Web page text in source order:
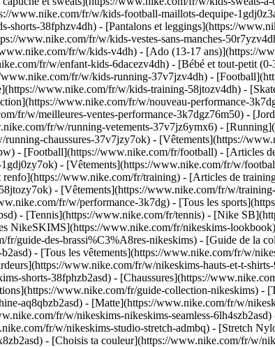
www.nike.com/fr/w/kids-football-maillots-dequipe-
38fphzv4dh) - [Pantalons et leggings](https://
www.nike.com/fr/w/kids-vestes-sans-manches-
fr/w/kids-v4dh) - [Ado (13-17 ans)](https://
fr/w/enfant-kids-6dacezv4dh) - [Bébé et tout-petit
fr/w/kids-running-37v7jzv4dh) -
www.nike.com/fr/w/kids-training-58jtozv4dh) -
www.nike.com/fr/w/nouveau-performance-
fr/w/meilleures-ventes-performance-3k7dgz76m50) -
fr/w/running-vetements-37v7jz6ymx6) -
chaussures-37v7jzy7ok) - [Vêtements](https://
- [Football](https://www.nike.com/fr/football) - [Articles
- [Vêtements](https://www.nike.com/fr/w/
renfo](https://www.nike.com/fr/training) - [Articles de
- [Vêtements](https://www.nike.com/fr/w/
fr/w/performance-3k7dg) - [Tous les
- [Tennis](https://www.nike.com/fr/tennis) - [Nike
NikeSKIMS](https://www.nike.com/fr/nikeskims-
guide-des-brassi%C3%A8res-nikeskims) - [Guide de la
- [Tous les vêtements](https://www.nike.com/fr/w/
www.nike.com/fr/w/nikeskims-hauts-et-t-
shorts-38fphzb2asd) - [Chaussures](https://
www.nike.com/fr/guide-collection-nikeskims) -
aq8qbzb2asd) - [Matte](https://www.nike.com/fr/w/
fr/w/nikeskims-nikeskims-seamless-
fr/w/nikeskims-studio-stretch-admbq) - [Stretch
- [Choisis ta couleur](https://www.nike.com/fr/w/nikeskims-b2asd) - [Obsidienne](https://www.nike.com/fr/w/nikeskims-noir-90poyzb2asd) - [Dark Sepia](https://www.nike.com/fr/w/nikeskims-dark-sepia-81pvm) - [Phoenix](https://www.nike.com/fr/w/nikeskims-phoenix-1jhtj) - [Cobalt](https://www.nike.com/fr/w/nikeskims-bleu-8hfx3zb2asd) - [Ivory](https://www.nike.com/fr/w/nikeskims-blanc-4g797zb2asd) Cancel Annuler Recherches populaires [challenger](https://www.nike.com/fr/w?q=challenger&vst=challenger)[nike challenger](https://www.nike.com/fr/w?q=nike%20challenger&vst=nike%20challenger)[nike mind 001](https://www.nike.com/fr/w?q=nike%20mind%20001&vst=nike%20mind%20001)[chaussure](https://www.nike.com/fr/w?q=chaussure&vst=chaussure)[tn](https://www.nike.com/fr/w?q=tn&vst=tn)[air force 1](https://www.nike.com/fr/w?q=air%20force%201&vst=air%20force%201)[air max](https://www.nike.com/fr/w?q=air%20max&vst=air%20max)[maillot équipe de france foot](https://www.nike.com/fr/w?q=maillot%20%C3%A9quipe%20de%20france%20foot&vst=maillot%20%C3%A9quipe%20de%20france%20foot) [](https://www.nike.com/fr/favorites "Favoris")[](https://www.nike.com/fr/cart "Articles du panier: 0") # Les meilleures sneakers Nike pour l'hiver ##### Guide d'achat Nos sneakers avec revêtement imperméable, semelle en caoutchouc adhérent et doublure en tissu Fleece sont conçues pour résister au froid de l'hiver. Découvre notre sélection de sneakers Nike pour l'hiver. Dernière mise à jour : 14 novembre 2024 4 min. de lecture ![Les meilleures sneakers Nike pour l'hiver](https://static.nike.com/a/images/f_auto/dpr_1.0,cs_srgb/h_1920,c_limit/53cb78e5-eb97-46a2-b302-8350d7ffc675/les-meilleures-sneakers-nike-pour-l-hiver.jpg) La météo hivernale nécessite des [vêtements bien chauds](https://www.nike.com/fr/a/meilleurs-vetements-premiere-couche), des [vêtements d'extérieur isolants](https://www.nike.com/fr/a/comment-laver-une-veste-en-duvet) et des chaussures résistantes conçues pour affronter le mauvais temps. Mais rien ne t'oblige à porter de grosses boots quand les températures chutent. Une sneaker d'hiver peut offrir beaucoup d'avantages similaires à ceux d'une paire de boots, tout en étant plus légère et plus fine. On peut citer les chaussures de running Pegasus intégrant la technologie GORE-TEX et des motifs réfléchissants ou encore les modèles Nike cultes revisités pour l'hiver. Il s'agit notamment de semelles adhérentes, d'empeignes imperméables et de doublures intérieures chaudes. Découvre ci-dessous notre sélection de chaussures d'hiver Nike. (Contenu apparenté : [Le meilleur équipement de randonnée Nike pour l'hiver](https://www.nike.com/fr/a/equipement-randonnee-hiver)) ## Voir les chaussures d'hiver Nike [Tout afficher](https://www.nike.com/fr/w/temps-froid-chaussures-7t42qzy7ok) - [![](https://static.nike.com/a/images/q_auto:eco/t_product_v1/f_auto/dpr_1.0/h_386,c_limit/u_9ddf04c7-2a9a-4d76-add1-d15af8f0263d,c_scale,fl_relative,w_1.0,h_1.0,fl_layer_apply/7467f843-4e21-4d87-9dcc-dc21282cc40b/NIKE+VOMERO+18+GTX.png) \ Nike Vomero 18 GORE-TEX \ Chaussure de running sur route imperméable avec éléments réfléchissants pour homme \ __169,99 €__](https://www.nike.com/fr/t/chaussure-de-running-sur-route-impermeable-avec-elements-reflechissants-nike-vomero-18-gore-tex-pour-homme-qGNBxvUb/HQ7001-002) - [![](https://static.nike.com/a/images/q_auto:eco/t_product_v1/f_auto/dpr_1.0/h_386,c_limit/u_9ddf04c7-2a9a-4d76-add1-d15af8f0263d,c_scale,fl_relative,w_1.0,h_1.0,fl_layer_apply/3a424157-7d7c-4481-9905-df03d6a84622/W+NIKE+VOMERO+18+GTX.png) \ Nike Vomero 18 GORE-TEX \ Chaussure de running sur route imperméable avec éléments réfléchissants pour femme \ __169,99 €__](https://www.nike.com/fr/t/chaussure-de-running-sur-route-impermeable-avec-elements-reflechissants-nike-vomero-18-gore-tex-pour-femme-QiUtOUCa/HQ7002-001) - [![](https://static.nike.com/a/images/q_auto:eco/t_product_v1/f_auto/dpr_1.0/h_386,c_limit/u_9ddf04c7-2a9a-4d76-add1-d15af8f0263d,c_scale,fl_relative,w_1.0,h_1.0,fl_layer_apply/7e761d95-3f78-4266-9ed7-b0e04b4989e3/NIKE+AIR+MAX+PLUS+III.png) \ Nike Air Max Plus 3 \ Chaussure pour homme \ __189,99 €__](https://www.nike.com/fr/t/chaussure-nike-air-max-plus-3-pour-homme-DCQfe0Np/IF6319-001) - [![](https://static.nike.com/a/images/q_auto:eco/t_product_v1/f_auto/dpr_1.0/h_386,c_limit/u_9ddf04c7-2a9a-4d76-add1-d15af8f0263d,c_scale,fl_relative,w_1.0,h_1.0,fl_layer_apply/32df4b0f-60d9-420e-ad2a-aa70adeb1676/NIKE+OMNI+MULTI-COURT+%28PS%29.png) \ Nike Omni Multi-Court \ Chaussure pour jeune enfant \ __44,99 €__](https://www.nike.com/fr/t/chaussure-nike-omni-multi-court-pour-jeune-enfant-J6Kgwb/DM9026-001) - [![](https://static.nike.com/a/images/q_auto:eco/t_product_v1/f_auto/dpr_1.0/h_386,c_limit/u_9ddf04c7-2a9a-4d76-add1-d15af8f0263d,c_scale,fl_relative,w_1.0,h_1.0,fl_layer_apply/74728274-c71e-4c4d-b954-8bc9c067e43b/NIKE+AIR+MAX+MOTO+2K.png) \ Nike Air Max Moto 2K \ Chaussure pour homme \ __129,99 €__](https://www.nike.com/fr/t/chaussures-air-max-moto-2k-pour-8JpM4hyO/IO9279-001) - [![](https://static.nike.com/a/images/q_auto:eco/t_product_v1/f_auto/dpr_1.0/h_386,c_limit/u_9ddf04c7-2a9a-4d76-add1-d15af8f0263d,c_scale,fl_relative,w_1.0,h_1.0,fl_layer_apply/2466ba7e-7178-4a75-87b7-8708dc084ca1/NIKE+AVA+ROVER.png) \ Nike Ava Rover \ Chaussures \ __139,99 €__](https://www.nike.com/fr/t/chaussure-nike-ava-rover-QrtdhPTw/DX4215-005) - [![](https://static.nike.com/a/images/q_auto:eco/t_product_v1/f_auto/dpr_1.0/h_386,c_limit/u_9ddf04c7-2a9a-4d76-add1-d15af8f0263d,c_scale,fl_relative,w_1.0,h_1.0,fl_layer_apply/24525b31-8a48-45d1-8ca6-ca1460153d8a/NIKE+JUNIPER+TRAIL+2+GTX+V2.png) \ Nike Juniper Trail 2 GORE-TEX \ Chaussure de trail imperméable pour homme \ __114,99 €__](https://www.nike.com/fr/t/chaussure-de-trail-impermeable-nike-juniper-trail-2-gore-tex-pour-homme-1x1SuPzZ/HM9734-001) - [![](https://static.nike.com/a/images/q_auto:eco/t_product_v1/f_auto/dpr_1.0/h_386,c_limit/u_126ab356-44d8-4a06-89b4-fcdcc8df0245,c_scale,fl_relative,w_1.0,h_1.0,fl_layer_apply/35af5132-c00a-4d47-8065-7251ac67934c/JORDAN+CITY+BOOT.png) \ Jordan